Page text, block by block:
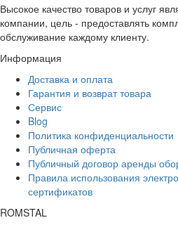
Высокое качество товаров и услуг
компании, цель - предоставлять
обслуживание каждому клиенту.
Информация
Доставка и оплата
Гарантия и возврат товара
Сервис
Blog
Политика конфиденциальности
Публичная оферта
Публичный договор аренды
Правила использования
сертификатов
ROMSTAL